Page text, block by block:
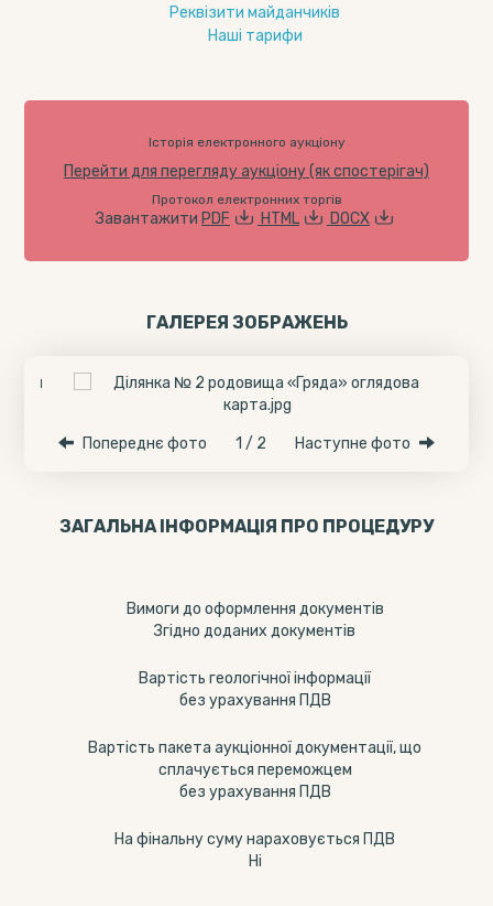
Реквізити майданчиків
Наші тарифи
Історія електронного аукціону
Перейти для перегляду аукціону (як спостерігач)
Протокол електронних торгів
Завантажити PDF HTML DOCX
ГАЛЕРЕЯ ЗОБРАЖЕНЬ
Попереднє фото 1 / 2 Наступне фото
ЗАГАЛЬНА ІНФОРМАЦІЯ ПРО ПРОЦЕДУРУ
Вимоги до оформлення документів
Згідно доданих документів
Вартість геологічної інформації
без урахування ПДВ
Вартість пакета аукціонної документації, що
сплачується переможцем
без урахування ПДВ
На фінальну суму нараховується ПДВ
Ні